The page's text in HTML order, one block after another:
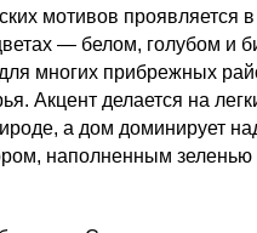
мотивов проявляется в
— белом, голубом и
многих прибрежных
Акцент делается на
а дом доминирует
наполненным зеленью